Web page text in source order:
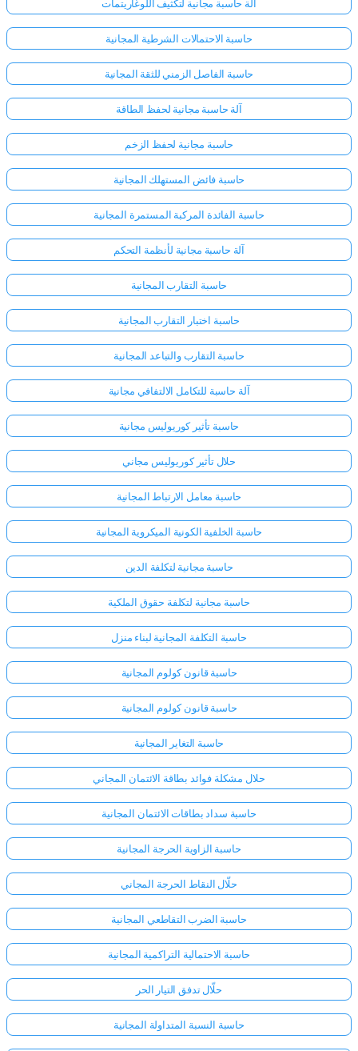
آلة حاسبة مجانية لتكثيف اللوغاريتمات
حاسبة الاحتمالات الشرطية المجانية
حاسبة الفاصل الزمني للثقة المجانية
آلة حاسبة مجانية لحفظ الطاقة
حاسبة مجانية لحفظ الزخم
حاسبة فائض المستهلك المجانية
حاسبة الفائدة المركبة المستمرة المجانية
آلة حاسبة مجانية لأنظمة التحكم
حاسبة التقارب المجانية
حاسبة اختبار التقارب المجانية
حاسبة التقارب والتباعد المجانية
آلة حاسبة للتكامل الالتفافي مجانية
حاسبة تأثير كوريوليس مجانية
حلال تأثير كوريوليس مجاني
حاسبة معامل الارتباط المجانية
حاسبة الخلفية الكونية الميكروية المجانية
حاسبة مجانية لتكلفة الدين
حاسبة مجانية لتكلفة حقوق الملكية
حاسبة التكلفة المجانية لبناء منزل
حاسبة قانون كولوم المجانية
حاسبة قانون كولوم المجانية
حاسبة التغاير المجانية
حلال مشكلة فوائد بطاقة الائتمان المجاني
حاسبة سداد بطاقات الائتمان المجانية
حاسبة الزاوية الحرجة المجانية
حلّال النقاط الحرجة المجاني
حاسبة الضرب التقاطعي المجانية
حاسبة الاحتمالية التراكمية المجانية
حلّال تدفق التيار الحر
حاسبة النسبة المتداولة المجانية